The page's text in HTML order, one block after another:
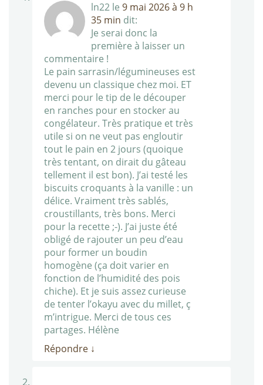
ln22 le 9 mai 2026 à 9 h
35 min dit:
Je serai donc la
première à laisser un
commentaire !
Le pain sarrasin/légumineuses est
devenu un classique chez moi. ET
merci pour le tip de le découper
en ranches pour en stocker au
congélateur. Très pratique et très
utile si on ne veut pas engloutir
tout le pain en 2 jours (quoique
très tentant, on dirait du gâteau
tellement il est bon). J’ai testé les
biscuits croquants à la vanille : un
délice. Vraiment très sablés,
croustillants, très bons. Merci
pour la recette ;-). J’ai juste été
obligé de rajouter un peu d’eau
pour former un boudin
homogène (ça doit varier en
fonction de l’humidité des pois
chiche). Et je suis assez curieuse
de tenter l’okayu avec du millet, ç
m’intrigue. Merci de tous ces
partages. Hélène
Répondre ↓